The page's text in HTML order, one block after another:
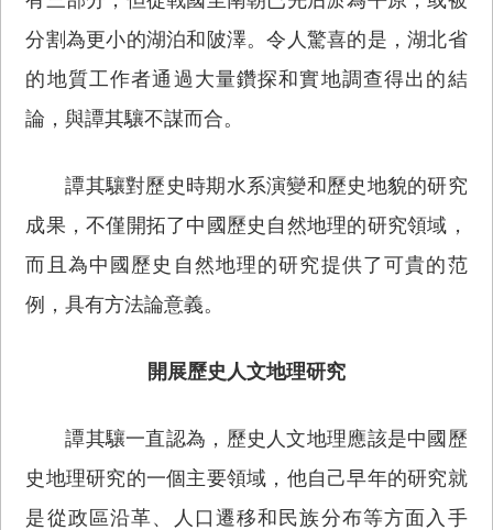
分割為更小的湖泊和陂澤。令人驚喜的是，湖北省
的地質工作者通過大量鑽探和實地調查得出的結
論，與譚其驤不謀而合。
譚其驤對歷史時期水系演變和歷史地貌的研究
成果，不僅開拓了中國歷史自然地理的研究領域，
而且為中國歷史自然地理的研究提供了可貴的范
例，具有方法論意義。
開展歷史人文地理研究
譚其驤一直認為，歷史人文地理應該是中國歷
史地理研究的一個主要領域，他自己早年的研究就
是從政區沿革、人口遷移和民族分布等方面入手